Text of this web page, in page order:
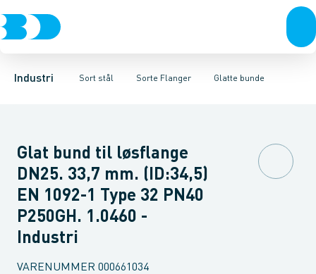
Industri Sort stål
VentilerRustfrit stål Sort stålGalvaniseret stål Plast
Sorte Flanger
Sorte rør Sorte gevindfittingsSorte svejse fittingsSorte
Glatte bunde
GevindflangerPlan flangerSvejseflanger m. kraveFlanger
Glat bund til løsflange
DN25. 33,7 mm. (ID:34,5)
EN 1092-1 Type 32 PN40
P250GH. 1.0460 -
Industri
VARENUMMER 000661034